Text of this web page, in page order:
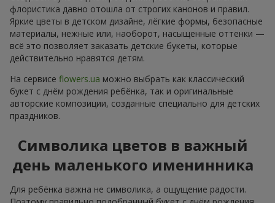
флористика давно отошла от строгих канонов и правил.
Яркие цветы в детском дизайне, лёгкие формы, безопасные
материалы, нежные или, наоборот, насыщенные оттенки —
всё это позволяет заказать детские букеты, которые
действительно нравятся детям.
На сервисе flowers.ua можно выбрать как классический
букет с днём рождения ребёнка, так и оригинальные
авторские композиции, созданные специально для детских
праздников.
Символика цветов в важный
день маленького именинника
Для ребёнка важна не символика, а ощущение радости.